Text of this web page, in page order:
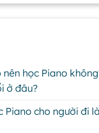
học Piano
ở đâu?
Piano cho người đi